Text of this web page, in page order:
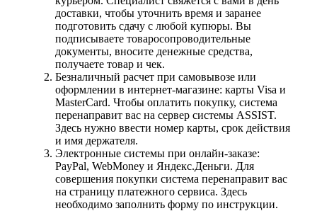
доставки, чтобы уточнить время и заранее
подготовить сдачу с любой купюры. Вы
подписываете товаросопроводительные
документы, вносите денежные средства,
получаете товар и чек.
Безналичный расчет при самовывозе или
оформлении в интернет-магазине: карты Visa и
MasterCard. Чтобы оплатить покупку, система
перенаправит вас на сервер системы ASSIST.
Здесь нужно ввести номер карты, срок действия
и имя держателя.
Электронные системы при онлайн-заказе:
PayPal, WebMoney и Яндекс.Деньги. Для
совершения покупки система перенаправит вас
на страницу платежного сервиса. Здесь
необходимо заполнить форму по инструкции.